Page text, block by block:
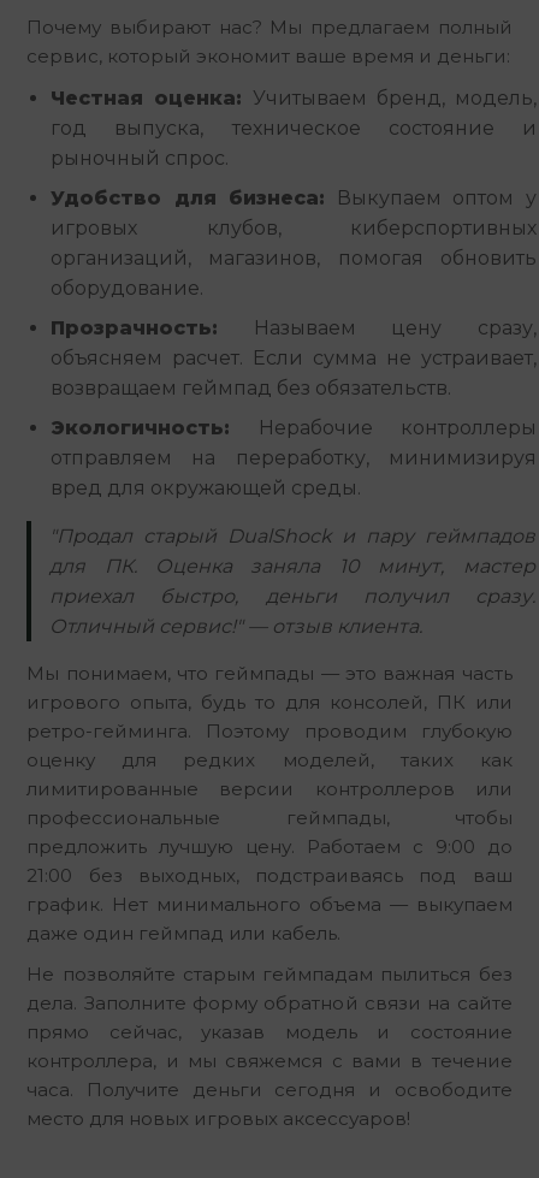
Почему выбирают нас? Мы предлагаем полный
сервис, который экономит ваше время и деньги:
Честная оценка: Учитываем бренд, модель,
год выпуска, техническое состояние и
рыночный спрос.
Удобство для бизнеса: Выкупаем оптом у
игровых клубов, киберспортивных
организаций, магазинов, помогая обновить
оборудование.
Прозрачность: Называем цену сразу,
объясняем расчет. Если сумма не устраивает,
возвращаем геймпад без обязательств.
Экологичность: Нерабочие контроллеры
отправляем на переработку, минимизируя
вред для окружающей среды.
"Продал старый DualShock и пару геймпадов
для ПК. Оценка заняла 10 минут, мастер
приехал быстро, деньги получил сразу.
Отличный сервис!" — отзыв клиента.
Мы понимаем, что геймпады — это важная часть
игрового опыта, будь то для консолей, ПК или
ретро-гейминга. Поэтому проводим глубокую
оценку для редких моделей, таких как
лимитированные версии контроллеров или
профессиональные геймпады, чтобы
предложить лучшую цену. Работаем с 9:00 до
21:00 без выходных, подстраиваясь под ваш
график. Нет минимального объема — выкупаем
даже один геймпад или кабель.
Не позволяйте старым геймпадам пылиться без
дела. Заполните форму обратной связи на сайте
прямо сейчас, указав модель и состояние
контроллера, и мы свяжемся с вами в течение
часа. Получите деньги сегодня и освободите
место для новых игровых аксессуаров!